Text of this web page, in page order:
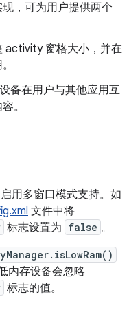
，可为用户提供两个
activity 窗格大小，并在
备在用户与其他应用互
。
用多窗口模式支持。如
文件中将
标志设置为 false 。
内存设备会忽略
标志的值。